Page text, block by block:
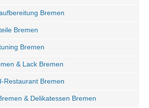
Bremen
Bremen
Bremen
& Lack Bremen
Restaurant Bremen
& Delikatessen Bremen